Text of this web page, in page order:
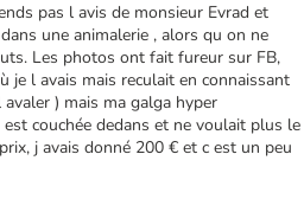
pas l avis de monsieur Evrad et
une animalerie , alors qu on ne
Les photos ont fait fureur sur FB,
je l avais mais reculait en connaissant
) mais ma galga hyper
couchée dedans et ne voulait plus le
j avais donné 200 € et c est un peu